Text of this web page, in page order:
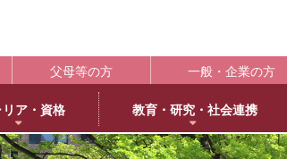
父母等の方 一般・企業の方
キャンパス
共通教育
の概要
ア・資格
得
教育・研究・社会連携
社会連携
施設紹介